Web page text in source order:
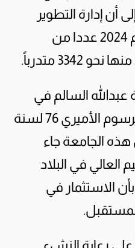
أن إدارة التطوير
والتنمية قدّمت خلال عام 2024 عددا من
3342 متدرباً.
عبدالله السالم في
سبتمبر 2023 بموجب المرسوم الأميري 76 لسنة
هذه الجامعة جاء
في البلاد
الاستثمار في